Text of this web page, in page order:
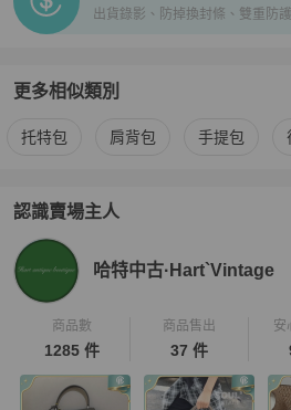
出貨錄影、防掉換封條、雙重防
更多相似類別
更多Dior 相似商品推薦
托特包 肩背包 手提包
認識賣場主人
PopChill 拍拍圈嚴選賣家
哈特中古·Hart`Vintage
商品數
1285 件
商品售出
37 件
安